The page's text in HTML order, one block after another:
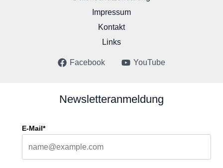
Impressum
Kontakt
Links
Facebook YouTube
Newsletteranmeldung
E-Mail*